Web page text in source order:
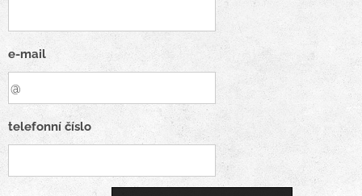
e-mail
telefonní číslo